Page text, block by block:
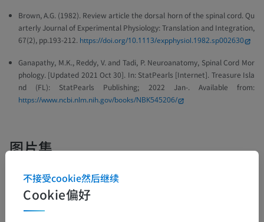
Brown, A.G. (1982). Review article the dorsal horn of the spinal cord. Qu
arterly Journal of Experimental Physiology: Translation and Integration,
67(2), pp.193-212. https://doi.org/10.1113/expphysiol.1982.sp002630
Ganapathy, M.K., Reddy, V. and Tadi, P. Neuroanatomy, Spinal Cord Mor
phology. [Updated 2021 Oct 30]. In: StatPearls [Internet]. Treasure Isla
nd (FL): StatPearls Publishing; 2022 Jan-. Available from:
https://www.ncbi.nlm.nih.gov/books/NBK545206/
图片集
Cookie偏好
不接受cookie然后继续